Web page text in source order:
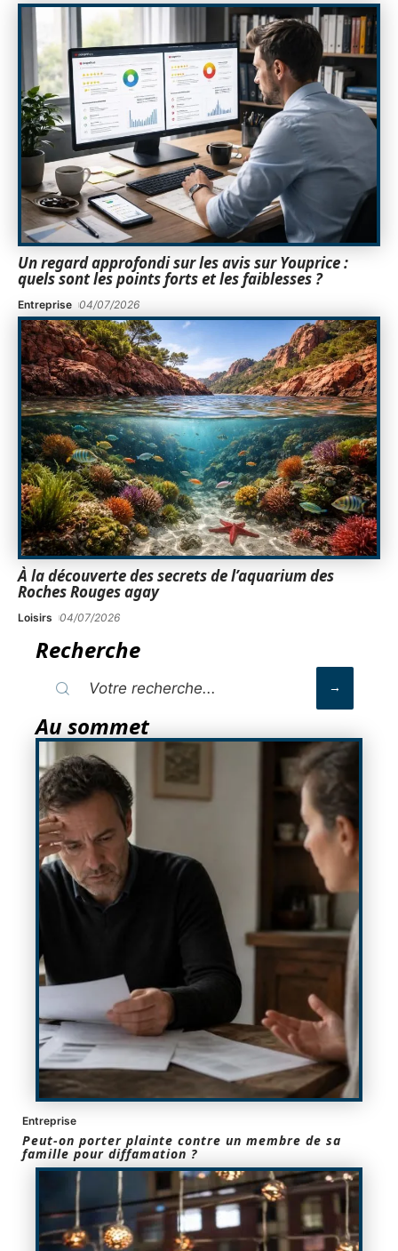
Un regard approfondi sur les avis sur Youprice :
quels sont les points forts et les faiblesses ?
Entreprise 04/07/2026
À la découverte des secrets de l’aquarium des
Roches Rouges agay
Loisirs 04/07/2026
Recherche
Au sommet
Entreprise
Peut-on porter plainte contre un membre de sa
famille pour diffamation ?